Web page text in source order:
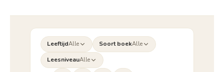
LeeftijdAlle Soort boekAlle
LeesniveauAlle